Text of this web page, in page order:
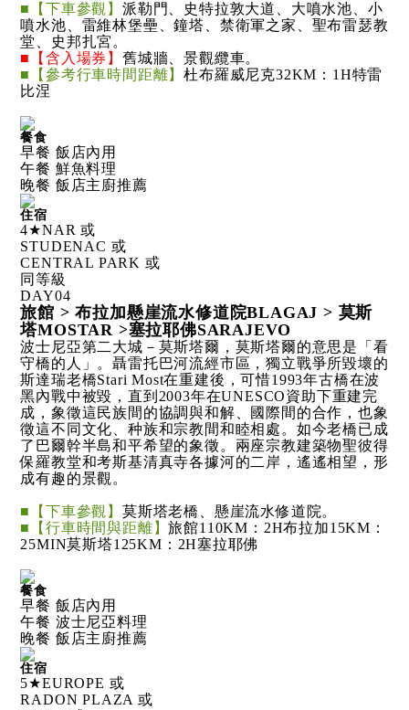
■【下車參觀】派勒門、史特拉敦大道、大噴水池、小
噴水池、雷維林堡壘、鐘塔、禁衛軍之家、聖布雷瑟教
堂、史邦扎宮。
■【含入場券】舊城牆、景觀纜車。
■【參考行車時間距離】杜布羅威尼克32KM：1H特雷
比涅
餐食
早餐 飯店內用
午餐 鮮魚料理
晚餐 飯店主廚推薦
住宿
4★NAR 或
STUDENAC 或
CENTRAL PARK 或
同等級
DAY04
旅館 > 布拉加懸崖流水修道院BLAGAJ > 莫斯
塔MOSTAR >塞拉耶佛SARAJEVO
波士尼亞第二大城－莫斯塔爾，莫斯塔爾的意思是「看
守橋的人」。聶雷托巴河流經市區，獨立戰爭所毀壞的
斯達瑞老橋Stari Most在重建後，可惜1993年古橋在波
黑內戰中被毀，直到2003年在UNESCO資助下重建完
成，象徵這民族間的協調與和解、國際間的合作，也象
徵這不同文化、种族和宗教間和睦相處。如今老橋已成
了巴爾幹半島和平希望的象徵。兩座宗教建築物聖彼得
保羅教堂和考斯基清真寺各據河的二岸，遙遙相望，形
成有趣的景觀。
■【下車參觀】莫斯塔老橋、懸崖流水修道院。
■【行車時間與距離】旅館110KM：2H布拉加15KM：
25MIN莫斯塔125KM：2H塞拉耶佛
餐食
早餐 飯店內用
午餐 波士尼亞料理
晚餐 飯店主廚推薦
住宿
5★EUROPE 或
RADON PLAZA 或